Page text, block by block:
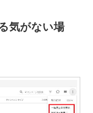
気がない場